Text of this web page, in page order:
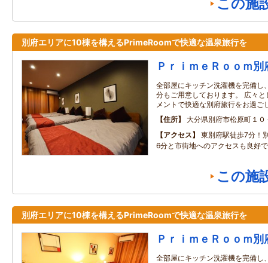
この施
別府エリアに10棟を構えるPrimeRoomで快適な温泉旅行を
ＰｒｉｍｅＲｏｏｍ
全部屋にキッチン洗濯機を完備し
分もご用意しております。 広々
メントで快適な別府旅行をお過ご
住所
大分県別府市松原町１０
アクセス
東別府駅徒歩7分！
6分と市街地へのアクセスも良好
この施
別府エリアに10棟を構えるPrimeRoomで快適な温泉旅行を
ＰｒｉｍｅＲｏｏｍ
全部屋にキッチン洗濯機を完備し